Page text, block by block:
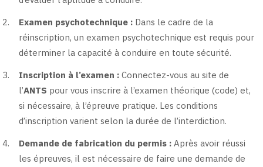
Examen psychotechnique :Dans le cadre de la
réinscription, un examen psychotechnique est requis pour
déterminer la capacité à conduire en toute sécurité.
Inscription à l’examen :Connectez-vous au site de
l’ANTS pour vous inscrire à l’examen théorique (code) et,
si nécessaire, à l’épreuve pratique. Les conditions
d’inscription varient selon la durée de l’interdiction.
Demande de fabrication du permis :Après avoir réussi
les épreuves, il est nécessaire de faire une demande de